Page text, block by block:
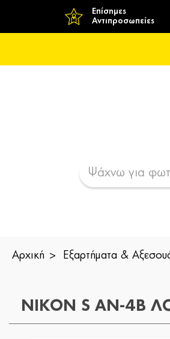
Επίσημες
Αντιπροσωπείες
Αρχική Εξαρτήματα &
NIKON S AN-4B